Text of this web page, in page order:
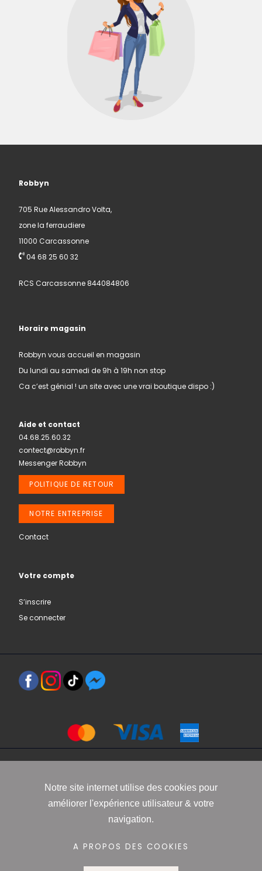
Robbyn
705 Rue Alessandro Volta,
zone la ferraudiere
11000 Carcassonne
04 68 25 60 32
RCS Carcassonne 844084806
Horaire magasin
Robbyn vous accueil en magasin
Du lundi au samedi de 9h à 19h non stop
Ca c’est génial ! un site avec une vrai boutique dispo :)
Aide et contact
04.68.25.60.32
contect@robbyn.fr
Messenger Robbyn
POLITIQUE DE RETOUR
NOTRE ENTREPRISE
Contact
Votre compte
S’inscrire
Se connecter
Conditions générales de vente
confidentialité
Notre site internet utilise des cookies pour
améliorer l'expérience utilisateur & votre
navigation.
A PROPOS DES COOKIES